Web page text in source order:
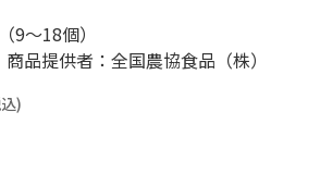
9～18個）
提供者：全国農協食品（株）
)